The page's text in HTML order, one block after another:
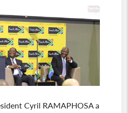
Cyril RAMAPHOSA a